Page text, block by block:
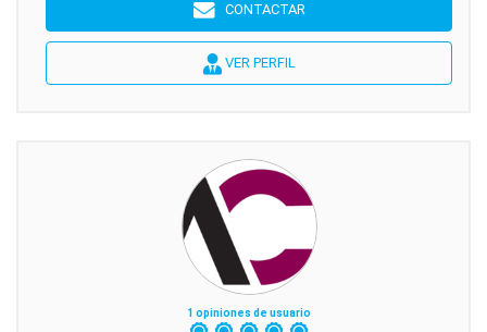
CONTACTAR
VER PERFIL
1 opiniones de usuario